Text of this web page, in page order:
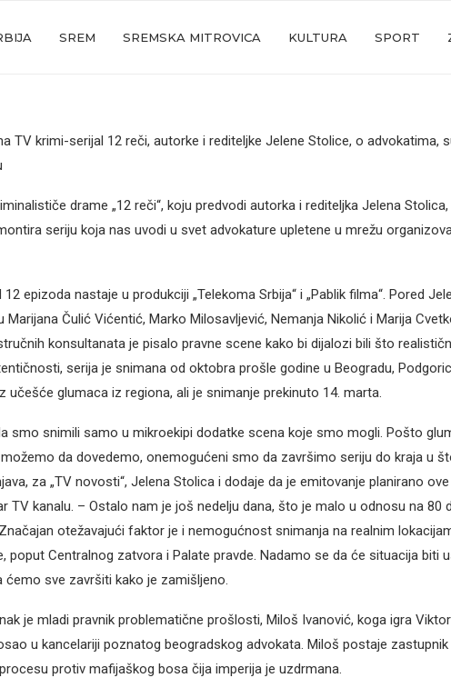
SREM SREMSKA MITROVICA KULTURA SPORT
TV krimi-serijal 12 reči, autorke i rediteljke Jelene Stolice, o advokatima,
drame „12 reči“, koju predvodi autorka i rediteljka Jelena
seriju koja nas uvodi u svet advokature upletene u mrežu
12 epizoda nastaje u produkciji „Telekoma Srbija“ i „Pablik filma“. Pored
Marijana Čulić Vićentić, Marko Milosavljević, Nemanja Nikolić i Marija
konsultanata je pisalo pravne scene kako bi dijalozi bili što
serija je snimana od oktobra prošle godine u Beogradu,
učešće glumaca iz regiona, ali je snimanje prekinuto 14. marta.
smo snimili samo u mikroekipi dodatke scena koje smo mogli. Pošto
da dovedemo, onemogućeni smo da završimo seriju do kraja u
za „TV novosti“, Jelena Stolica i dodaje da je emitovanje planirano
TV kanalu. – Ostalo nam je još nedelju dana, što je malo u odnosu na 80
otežavajući faktor je i nemogućnost snimanja na realnim
poput Centralnog zatvora i Palate pravde. Nadamo se da će situacija biti
ćemo sve završiti kako je zamišljeno.
je mladi pravnik problematične prošlosti, Miloš Ivanović, koga igra
u kancelariji poznatog beogradskog advokata. Miloš postaje zastupnik
protiv mafijaškog bosa čija imperija je uzdrmana.